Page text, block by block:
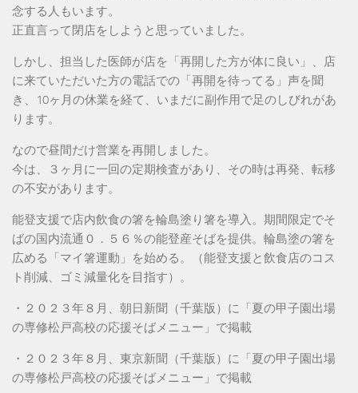
念する人もいます。
正直言って閉店をしようと思っていました。
しかし、担当した医師が店を「再開した方が体に良い」、店
に来ていただいた方の電話での「再開を待ってる」声を聞
き、10ヶ月の休業を経て、いまだに副作用で足のしびれがあ
ります。
なので昼間だけ営業を再開しました。
今は、３ヶ月に一回の定期検査があり、その時は再発、転移
の不安があります。
能登支援で店内飲食の箸を輪島塗り箸を導入。期間限定でそ
ばの国内流通０．５６％の能登産そばを提供。輪島塗の箸を
広める「マイ箸運動」を始める。（能登支援と飲食店のコス
ト削減、ゴミ減量化を目指す）。
・２０２３年８月、朝日新聞（千葉版）に「夏の甲子園出場
の専修松戸高校の応援そばメニュー」で掲載
・２０２３年８月、東京新聞（千葉版）に「夏の甲子園出場
の専修松戸高校の応援そばメニュー」で掲載